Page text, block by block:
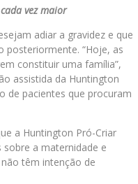
vez maior
adiar a gravidez e que
posteriormente. “Hoje, as
constituir uma família”,
assistida da Huntington
de pacientes que procuram
a Huntington Pró-Criar
sobre a maternidade e
têm intenção de